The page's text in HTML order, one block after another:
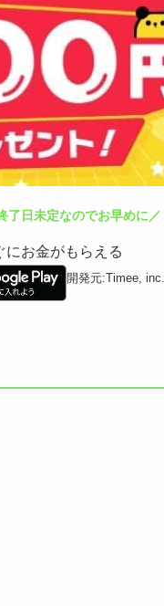
了日未定なのでお早めに／
にお金がもらえる
開発元:Timee, inc.